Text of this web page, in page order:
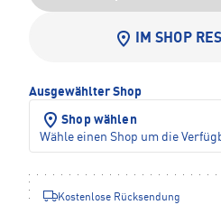
IM SHOP
Ausgewählter Shop
Shop wählen
Wähle einen Shop um die
Kostenlose Rücksendung